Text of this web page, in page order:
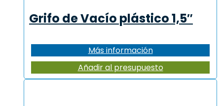
Grifo de Vacío plástico 1,5″
Más información
Añadir al presupuesto